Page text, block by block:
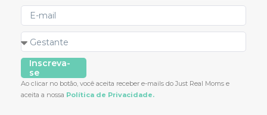
Inscreva-
se
Ao clicar no botão, você aceita receber e-mails do Just Real Moms e
aceita a nossa Política de Privacidade.